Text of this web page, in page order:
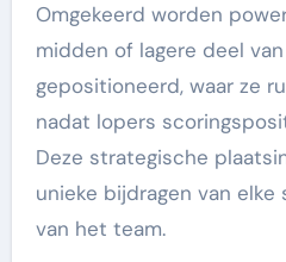
Omgekeerd worden
midden of lagere deel
gepositioneerd, waar ze
nadat lopers
Deze strategische
unieke bijdragen van
van het team.